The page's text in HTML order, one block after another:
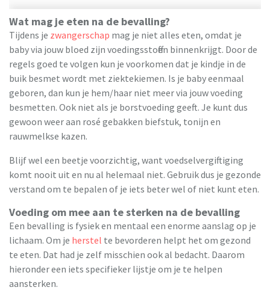
Wat mag je eten na de bevalling?
Tijdens je zwangerschap mag je niet alles eten, omdat je
baby via jouw bloed zijn voedingsstoffen binnenkrijgt. Door de
regels goed te volgen kun je voorkomen dat je kindje in de
buik besmet wordt met ziektekiemen. Is je baby eenmaal
geboren, dan kun je hem/haar niet meer via jouw voeding
besmetten. Ook niet als je borstvoeding geeft. Je kunt dus
gewoon weer aan rosé gebakken biefstuk, tonijn en
rauwmelkse kazen.
Blijf wel een beetje voorzichtig, want voedselvergiftiging
komt nooit uit en nu al helemaal niet. Gebruik dus je gezonde
verstand om te bepalen of je iets beter wel of niet kunt eten.
Voeding om mee aan te sterken na de bevalling
Een bevalling is fysiek en mentaal een enorme aanslag op je
lichaam. Om je herstel te bevorderen helpt het om gezond
te eten. Dat had je zelf misschien ook al bedacht. Daarom
hieronder een iets specifieker lijstje om je te helpen
aansterken.